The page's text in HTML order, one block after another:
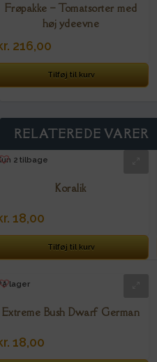
Frøpakke – Tomatsorter med
høj ydeevne
216,00
Tilføj til kurv
RELATEREDE VARER
2 tilbage
Koralik
18,00
Tilføj til kurv
lager
Extreme Bush Dwarf German
18,00